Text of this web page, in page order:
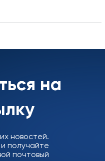
на
новостей.
получайте
почтовый